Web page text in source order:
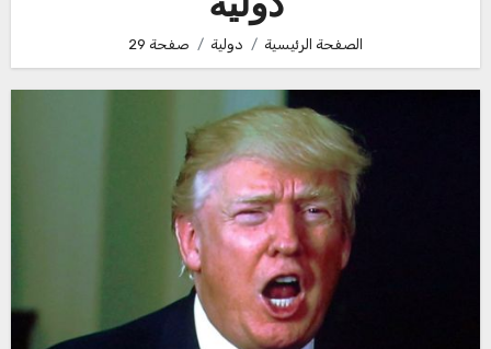
الصفحة الرئيسية دولية صفحة 29